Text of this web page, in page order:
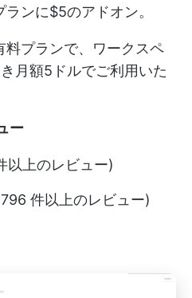
ランに$5のアドオン。
プランで、ワークスペ
月額5ドルでご利用いた
ー
上のレビュー)
件以上のレビュー)